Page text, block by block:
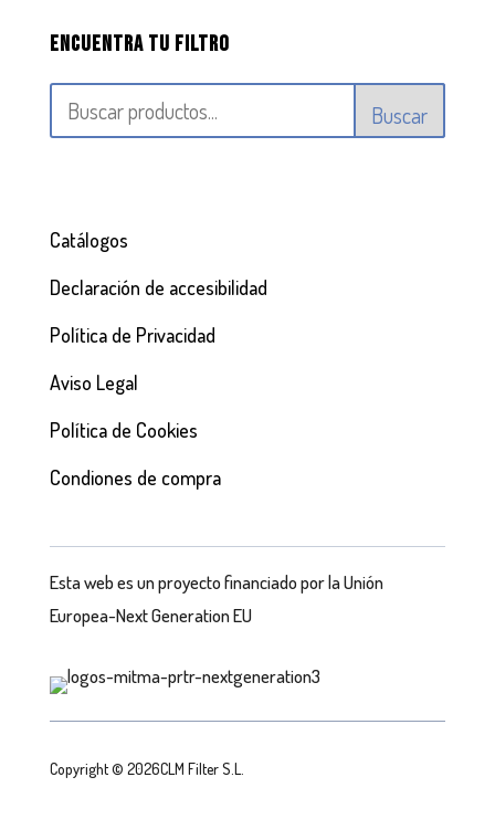
Encuentra tu filtro
Buscar
Catálogos
Declaración de accesibilidad
Política de Privacidad
Aviso Legal
Política de Cookies
Condiones de compra
Esta web es un proyecto financiado por la Unión
Europea-Next Generation EU
Copyright © 2026CLM Filter S.L.